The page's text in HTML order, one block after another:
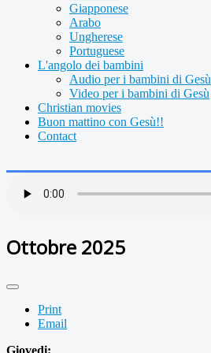
Giapponese
Arabo
Ungherese
Portuguese
L'angolo dei bambini
Audio per i bambini di Gesù
Video per i bambini di Gesù
Christian movies
Buon mattino con Gesù!!
Contact
Ottobre 2025
Print
Email
Giovedi: